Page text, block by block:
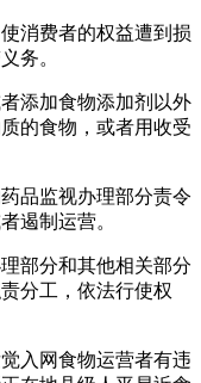
消费者的权益遭到损
务。
添加食物添加剂以外
的食物，或者用收受
品监视办理部分责令
遏制运营。
部分和其他相关部分
分工，依法行使权
入网食物运营者有违